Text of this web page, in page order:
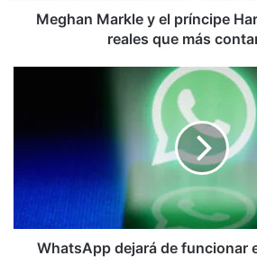
Meghan Markle y el príncipe
reales que más
e
WhatsApp dejará de funcionar